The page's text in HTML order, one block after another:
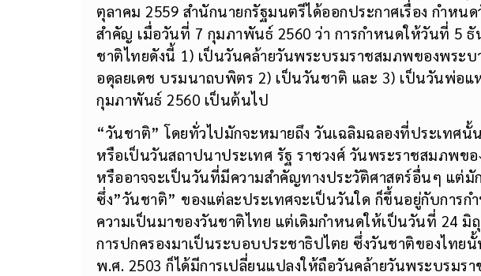
ตุลาคม 2559 สำนักนายกรัฐมนตรีได้ออกประกาศเรื่อง กำหน
สำคัญ เมื่อวันที่ 7 กุมภาพันธ์ 2560 ว่า การกำหนดให้วันที่ 5
ชาติไทยดังนี้ 1) เป็นวันคล้ายวันพระบรมราชสมภพของพระ
อดุลยเดช บรมนาถบพิตร 2) เป็นวันชาติ และ 3) เป็นวันพ่อแ
กุมภาพันธ์ 2560 เป็นต้นไป
“วันชาติ” โดยทั่วไปมักจะหมายถึง วันเฉลิมฉลองที่ประเทศนั้
หรือเป็นวันสถาปนาประเทศ รัฐ ราชวงศ์ วันพระราชสมภพข
หรืออาจจะเป็นวันที่มีความสำคัญทางประวัติศาสตร์อื่นๆ แต่มั
ซึ่ง”วันชาติ” ของแต่ละประเทศจะเป็นวันใด ก็ขึ้นอยู่กับการ
ความเป็นมาของวันชาติไทย แต่เดิมกำหนดให้เป็นวันที่ 24 มิ
การปกครองมาเป็นระบอบประชาธิปไตย ซึ่งวันชาติของไท
พ.ศ. 2503 ก็ได้มีการเปลี่ยนแปลงให้ถือวันคล้ายวันพระบรม